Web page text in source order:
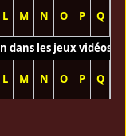
L M N O P Q
dans les jeux vidéos
L M N O P Q